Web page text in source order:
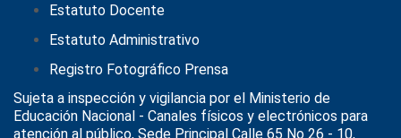
Estatuto Docente
Estatuto Administrativo
Registro Fotográfico Prensa
Sujeta a inspección y vigilancia por el Ministerio de
Educación Nacional - Canales físicos y electrónicos para
atención al público, Sede Principal Calle 65 No 26 - 10,